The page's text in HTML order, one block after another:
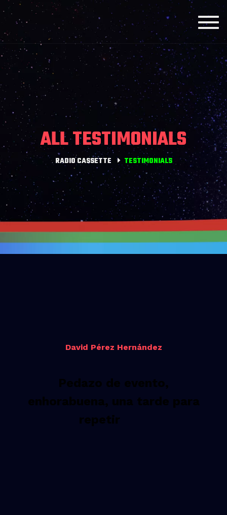
ALL TESTIMONIALS
RADIO CASSETTE TESTIMONIALS
David Pérez Hernández
Pedazo de evento,
enhorabuena, una tarde para
repetir